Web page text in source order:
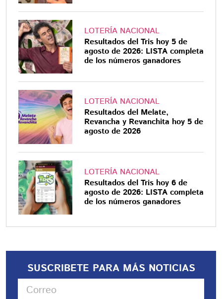
LOTERÍA NACIONAL
Resultados del Tris hoy 5 de
agosto de 2026: LISTA completa
de los números ganadores
LOTERÍA NACIONAL
Resultados del Melate,
Revancha y Revanchita hoy 5 de
agosto de 2026
LOTERÍA NACIONAL
Resultados del Tris hoy 6 de
agosto de 2026: LISTA completa
de los números ganadores
SUSCRIBETE PARA MÁS NOTICIAS